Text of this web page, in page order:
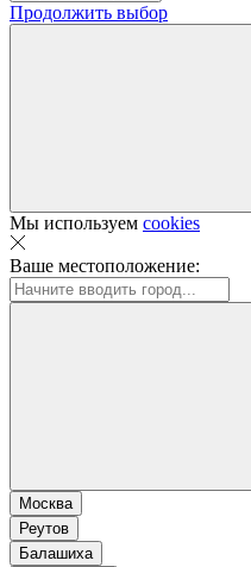
Продолжить выбор
Мы используем cookies
Ваше местоположение:
Москва
Реутов
Балашиха